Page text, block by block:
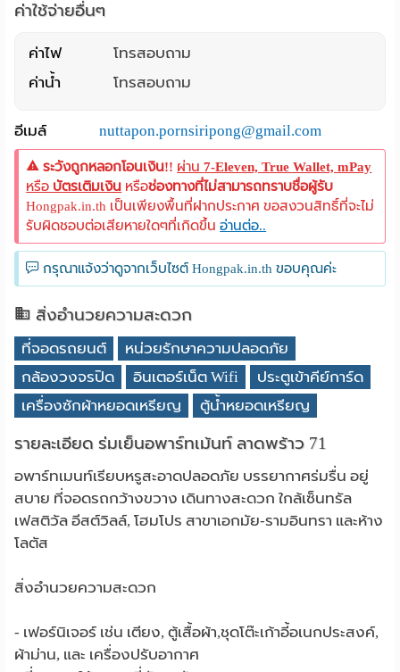
ค่าใช้จ่ายอื่นๆ
ค่าไฟ
โทรสอบถาม
ค่าน้ำ
โทรสอบถาม
อีเมล์ nuttapon.pornsiripong@gmail.com
ระวังถูกหลอกโอนเงิน!! ผ่าน7-Eleven, True Wallet, mPay
หรือ บัตรเติมเงิน หรือช่องทางที่ไม่สามารถทราบชื่อผู้รับ
Hongpak.in.th เป็นเพียงพื้นที่ฝากประกาศ ขอสงวนสิทธิ์ที่จะไม่
รับผิดชอบต่อเสียหายใดๆที่เกิดขึ้นอ่านต่อ..
กรุณาแจ้งว่าดูจากเว็บไซต์ Hongpak.in.th ขอบคุณค่ะ
สิ่งอำนวยความสะดวก
ที่จอดรถยนต์
หน่วยรักษาความปลอดภัย
กล้องวงจรปิด
อินเตอร์เน็ต Wifi
ประตูเข้าคีย์การ์ด
เครื่องซักผ้าหยอดเหรียญ
ตู้น้ำหยอดเหรียญ
รายละเอียด ร่มเย็นอพาร์ทเม้นท์ ลาดพร้าว 71
อพาร์ทเมนท์เรียบหรูสะอาดปลอดภัย บรรยากาศร่มรื่น อยู่
สบาย ที่จอดรถกว้างขวาง เดินทางสะดวก ใกล้เซ็นทรัล
เฟสติวัล อีสต์วิลล์, โฮมโปร สาขาเอกมัย-รามอินทรา และห้าง
โลตัส
สิ่งอำนวยความสะดวก
- เฟอร์นิเจอร์ เช่น เตียง, ตู้เสื้อผ้า,ชุดโต๊ะเก้าอี้อเนกประสงค์,
ผ้าม่าน, และ เครื่องปรับอากาศ